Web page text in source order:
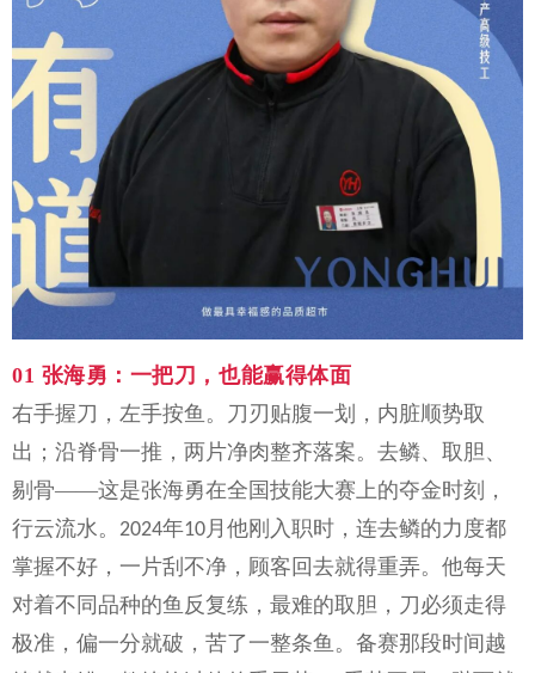
01 张海勇：一把刀，也能赢得体面
右手握刀，左手按鱼。刀刃贴腹一划，内脏顺势取
出；沿脊骨一推，两片净肉整齐落案。去鳞、取胆、
剔骨——这是张海勇在全国技能大赛上的夺金时刻，
行云流水。 2024年10 月他刚入职时，连去鳞的力度都
掌握不好，一片刮不净，顾客回去就得重弄。他每天
对着不同品种的鱼反复练，最难的取胆，刀必须走得
极准，偏一分就破，苦了一整条鱼。备赛那段时间越